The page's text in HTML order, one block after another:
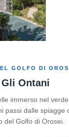
GOLFO DI
Ontani
immerso nel
passi dalle spiagge
del Golfo di Orosei.